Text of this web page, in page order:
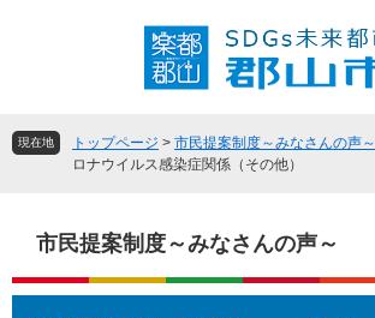
頭
飛
へ
現在地 トップページ > 市民提案制度～みなさんの声～
ロナウイルス感染症関係（その他）
市民提案制度～みなさんの声～